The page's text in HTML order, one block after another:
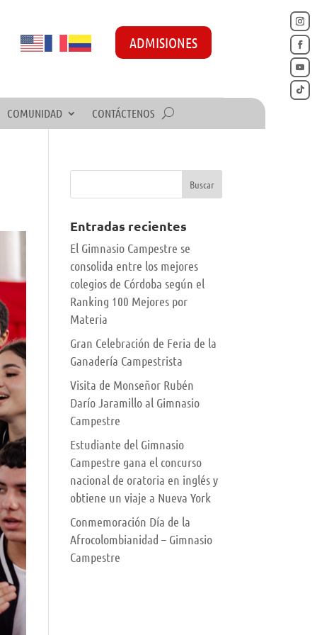
ADMISIONES
COMUNIDAD CONTÁCTENOS
Entradas recientes
El Gimnasio Campestre se
consolida entre los mejores
colegios de Córdoba según el
Ranking 100 Mejores por
Materia
Gran Celebración de Feria de la
Ganadería Campestrista
Visita de Monseñor Rubén
Darío Jaramillo al Gimnasio
Campestre
Estudiante del Gimnasio
Campestre gana el concurso
nacional de oratoria en inglés y
obtiene un viaje a Nueva York
Conmemoración Día de la
Afrocolombianidad – Gimnasio
Campestre